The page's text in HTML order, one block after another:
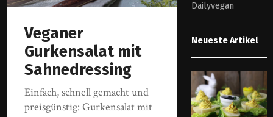
Veganer
Gurkensalat mit
Sahnedressing
Einfach, schnell gemacht und
preisgünstig: Gurkensalat mit
Dailyvegan
Neueste Artikel